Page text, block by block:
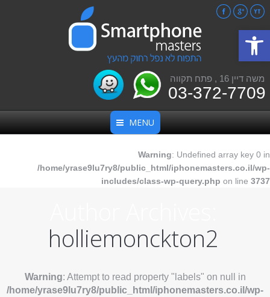
משה דיין 16 , פתח תקווה
03-372-7709
FacebookGoogle+
YouTube
MENU
Warning: Undefined array key 0 in
/home/yrase9lu7ry8/public_html/iphonemasters.co.il/wp-
includes/class-wp-query.php on line 3737
holliemonckton2
Warning: Attempt to read property "labels" on null in
/home/yrase9lu7ry8/public_html/iphonemasters.co.il/wp-
פתח סרגל נגישות